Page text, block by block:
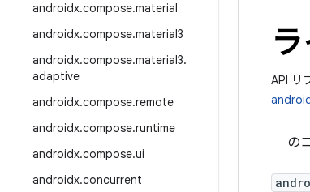
androidx.compose.material
androidx.compose.material3
androidx.compose.material3.
adaptive
androidx.compose.remote
androidx.compose.runtime
androidx.compose.ui
androidx.concurrent
API リ
の